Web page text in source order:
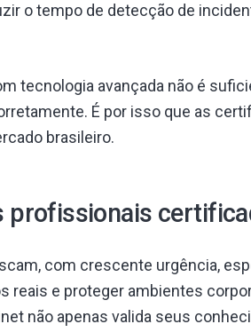
o tempo de detecção de
tecnologia avançada não é
É por isso que as
brasileiro.
profissionais
com crescente urgência,
reais e proteger ambientes
não apenas valida seus